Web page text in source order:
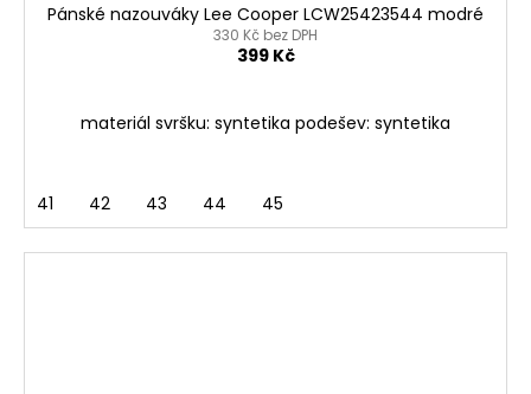
Pánské nazouváky Lee Cooper LCW25423544 modré
330 Kč bez DPH
399 Kč
materiál svršku: syntetika podešev: syntetika
41 42 43 44 45